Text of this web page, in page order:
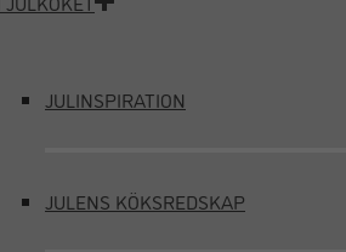
JULINSPIRATION
JULENS KÖKSREDSKAP